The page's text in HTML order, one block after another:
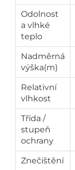
Odolnost
a vlhké
teplo
Nadměrná
výška(m)
Relativní
vlhkost
Třída /
stupeň
ochrany
Znečištění